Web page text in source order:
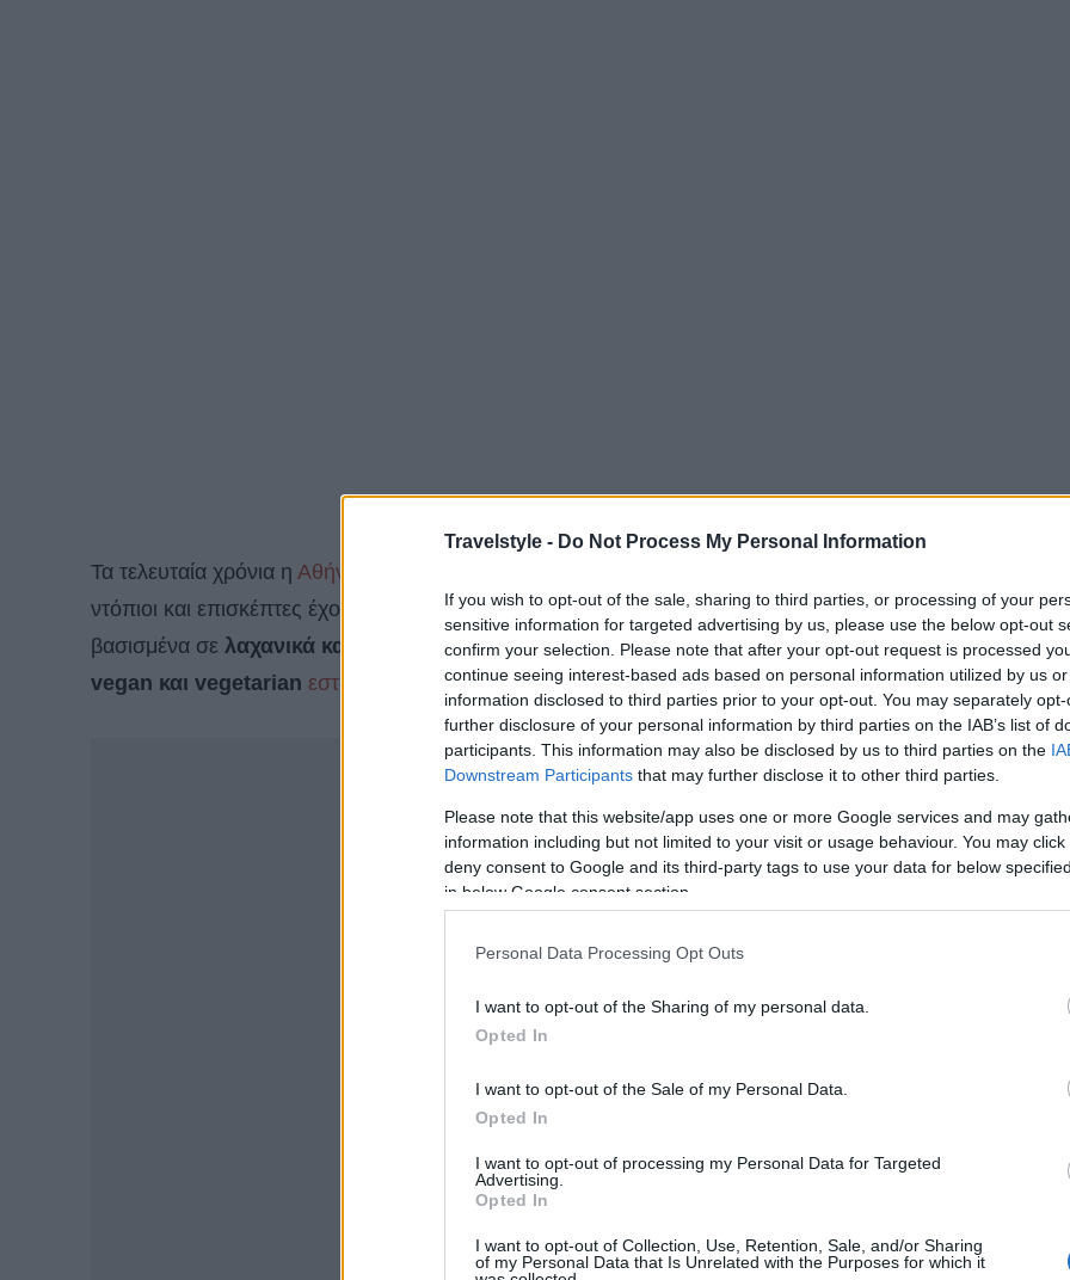
Travelstyle - Do Not Process My Personal Information
If you wish to opt-out of the sale, sharing to third parties, or processing of your
sensitive information for targeted advertising by us, please use the below opt-out
confirm your selection. Please note that after your opt-out request is processed
continue seeing interest-based ads based on personal information utilized by us
information disclosed to third parties prior to your opt-out. You may separately
further disclosure of your personal information by third parties on the IAB’s list of
participants. This information may also be disclosed by us to third parties on the
Downstream Participants that may further disclose it to other third parties.
Please note that this website/app uses one or more Google services and may
information including but not limited to your visit or usage behaviour. You may
deny consent to Google and its third-party tags to use your data for below
in below Google consent section.
Personal Data Processing Opt Outs
I want to opt-out of the Sharing of my personal data.
Opted In
I want to opt-out of the Sale of my Personal Data.
Opted In
I want to opt-out of processing my Personal Data for Targeted
Advertising.
Opted In
I want to opt-out of Collection, Use, Retention, Sale, and/or Sharing
of my Personal Data that Is Unrelated with the Purposes for which it
Τα τελευταία χρόνια η Αθήνα
ντόπιοι και επισκέπτες έχουν όλο και περισσότερες επιλογές για να απολαύσουν ψαγμένα πιάτα
βασισμένα σε λαχανικά και άλλα μη ζωικά προϊόντα. Τοtravelstyle συγκέντρωσε τα καλύτερα
vegan και vegetarian εστιατόρια στην πόλη για να επιλέξετε στην επόμενή σαςέξοδο!
- Advertisement -